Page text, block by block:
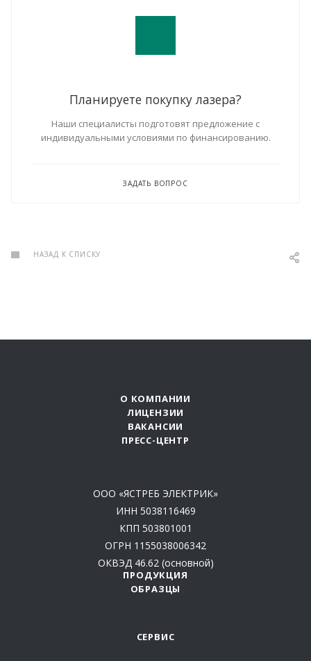
Планируете покупку лазера?
Наши специалисты подготовят предложение с
индивидуальными условиями по финансированию.
ЗАДАТЬ ВОПРОС
НАЗАД К СПИСКУ
О КОМПАНИИ
ЛИЦЕНЗИИ
ВАКАНСИИ
ПРЕСС-ЦЕНТР
ООО «ЯСТРЕБ ЭЛЕКТРИК»
ИНН 5038116469
КПП 503801001
ОГРН 1155038006342
ОКВЭД 46.62 (основной)
ПРОДУКЦИЯ
ОБРАЗЦЫ
СЕРВИС